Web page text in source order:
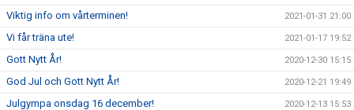
Viktig info om vårterminen! 2021-01-31 21:00
Vi får träna ute! 2021-01-17 19:52
Gott Nytt År! 2020-12-30 15:15
God Jul och Gott Nytt År! 2020-12-21 19:49
Julgympa onsdag 16 december! 2020-12-13 15:53